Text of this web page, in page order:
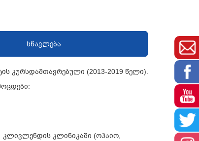
სწავლება
კურსდამთავრებული (2013-2019 წელი).
კლივლენდის კლინიკაში (ოჰაიო,